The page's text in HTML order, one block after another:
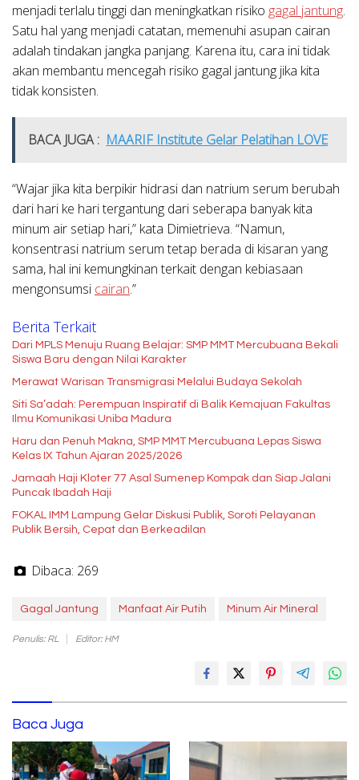
menjadi terlalu tinggi dan meningkatkan risiko gagal jantung.
Satu hal yang menjadi catatan, memenuhi asupan cairan
adalah tindakan jangka panjang. Karena itu, cara ini tidak
akan membantu mencegah risiko gagal jantung jika kita
tidak konsisten.
BACA JUGA : MAARIF Institute Gelar Pelatihan LOVE
“Wajar jika kita berpikir hidrasi dan natrium serum berubah
dari hari ke hari tergantung dari seberapa banyak kita
minum air setiap hari,” kata Dimietrieva. “Namun,
konsentrasi natrium serum tetap berada di kisaran yang
sama, hal ini kemungkinan terkait dengan kebiasaan
mengonsumsi cairan.”
Berita Terkait
Dari MPLS Menuju Ruang Belajar: SMP MMT Mercubuana Bekali
Siswa Baru dengan Nilai Karakter
Merawat Warisan Transmigrasi Melalui Budaya Sekolah
Siti Sa’adah: Perempuan Inspiratif di Balik Kemajuan Fakultas
Ilmu Komunikasi Uniba Madura
Haru dan Penuh Makna, SMP MMT Mercubuana Lepas Siswa
Kelas IX Tahun Ajaran 2025/2026
Jamaah Haji Kloter 77 Asal Sumenep Kompak dan Siap Jalani
Puncak Ibadah Haji
FOKAL IMM Lampung Gelar Diskusi Publik, Soroti Pelayanan
Publik Bersih, Cepat dan Berkeadilan
Dibaca: 269
Gagal Jantung Manfaat Air Putih Minum Air Mineral
Penulis: RL Editor: HM
Baca Juga